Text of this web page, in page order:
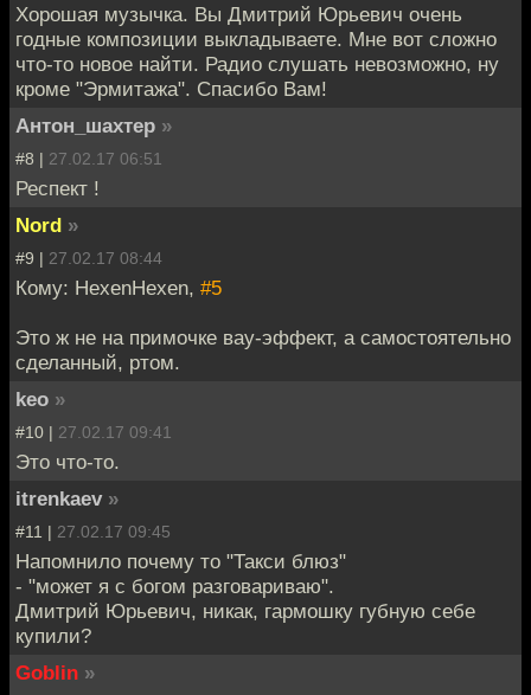
Хорошая музычка. Вы Дмитрий Юрьевич очень
годные композиции выкладываете. Мне вот сложно
что-то новое найти. Радио слушать невозможно, ну
кроме "Эрмитажа". Спасибо Вам!
Антон_шахтер »
#8 | 27.02.17 06:51
Респект !
Nord »
#9 | 27.02.17 08:44
Кому: HexenHexen, #5
Это ж не на примочке вау-эффект, а самостоятельно
сделанный, ртом.
keo »
#10 | 27.02.17 09:41
Это что-то.
itrenkaev »
#11 | 27.02.17 09:45
Напомнило почему то "Такси блюз"
- "может я с богом разговариваю".
Дмитрий Юрьевич, никак, гармошку губную себе
купили?
Goblin »